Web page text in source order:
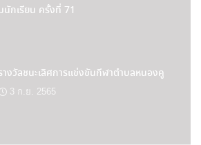
กเรียน ครั้งที่ 71
างวัลชนะเลิศการแข่งขันกีฬาตำบลหนองคู
3 ก.ย. 2565